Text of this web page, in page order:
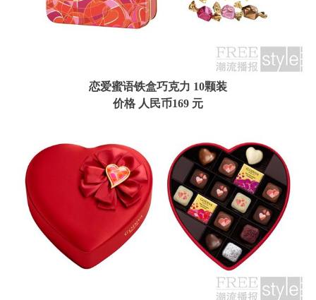
恋爱蜜语铁盒巧克力 10颗装
价格 人民币169 元